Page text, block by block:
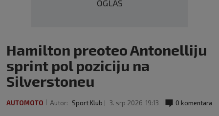
OGLAS
Hamilton preoteo Antonelliju
sprint pol poziciju na
Silverstoneu
AUTOMOTO Autor: Sport Klub 3. srp 2026 19:13 0 komentara